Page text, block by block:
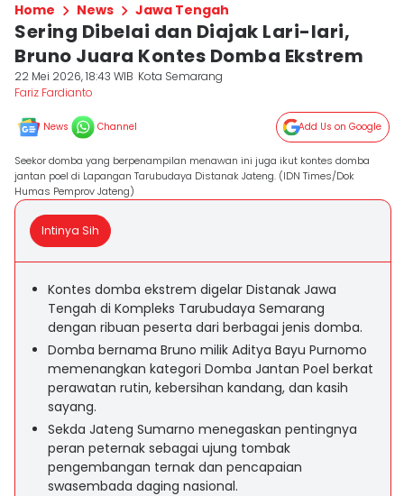
Home News Jawa Tengah
Sering Dibelai dan Diajak Lari-lari,
Bruno Juara Kontes Domba Ekstrem
22 Mei 2026, 18:43 WIB Kota Semarang
Fariz Fardianto
News Channel Add Us on Google
Seekor domba yang berpenampilan menawan ini juga ikut kontes domba
jantan poel di Lapangan Tarubudaya Distanak Jateng. (IDN Times/Dok
Humas Pemprov Jateng)
Intinya Sih
Kontes domba ekstrem digelar Distanak Jawa
Tengah di Kompleks Tarubudaya Semarang
dengan ribuan peserta dari berbagai jenis domba.
Domba bernama Bruno milik Aditya Bayu Purnomo
memenangkan kategori Domba Jantan Poel berkat
perawatan rutin, kebersihan kandang, dan kasih
sayang.
Sekda Jateng Sumarno menegaskan pentingnya
peran peternak sebagai ujung tombak
pengembangan ternak dan pencapaian
swasembada daging nasional.